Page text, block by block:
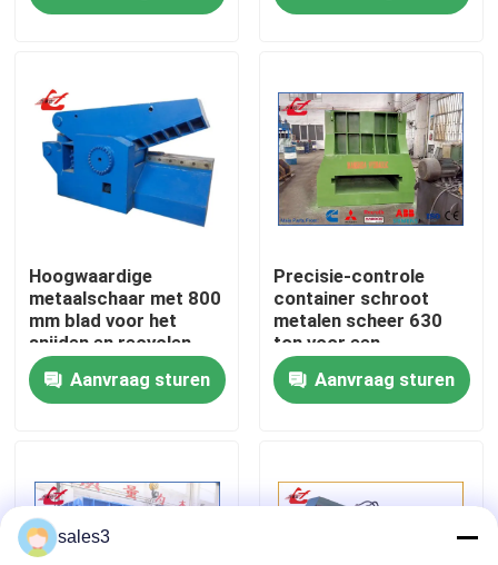
fabriekstour
Kwaliteitscontrole
Neem contact met ons op
Nieuws
Vraag een offerte
Industriële Persmachine
Hoogwaardige
metaalschaar met 800
mm blad voor het
snijden en recyclen
van schroot
Aanvraag sturen
Precisie-controle
container schroot
metalen scheer 630
ton voor een
consistente output en
downstream
efficiëntie
Aanvraag sturen
sales3